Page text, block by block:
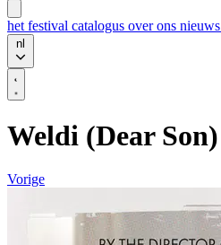
het festival catalogus over ons nieuws
nl
Weldi (Dear Son)
Vorige